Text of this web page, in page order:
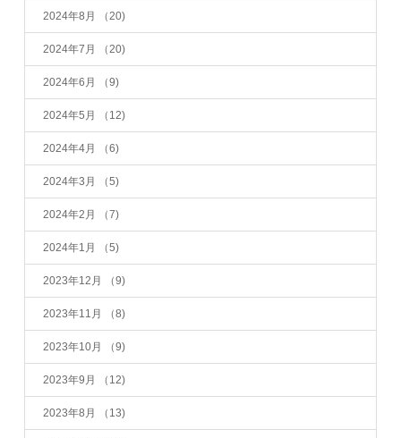
2024年8月 （20)
2024年7月 （20)
2024年6月 （9)
2024年5月 （12)
2024年4月 （6)
2024年3月 （5)
2024年2月 （7)
2024年1月 （5)
2023年12月 （9)
2023年11月 （8)
2023年10月 （9)
2023年9月 （12)
2023年8月 （13)